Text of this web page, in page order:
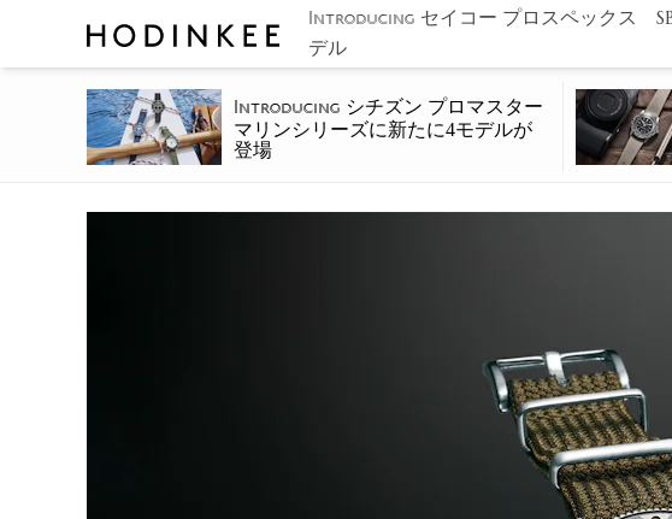
Introducing セイコー プロスペックス
デル
Introducing シチズン プロマスター
マリンシリーズに新たに4モデルが
登場